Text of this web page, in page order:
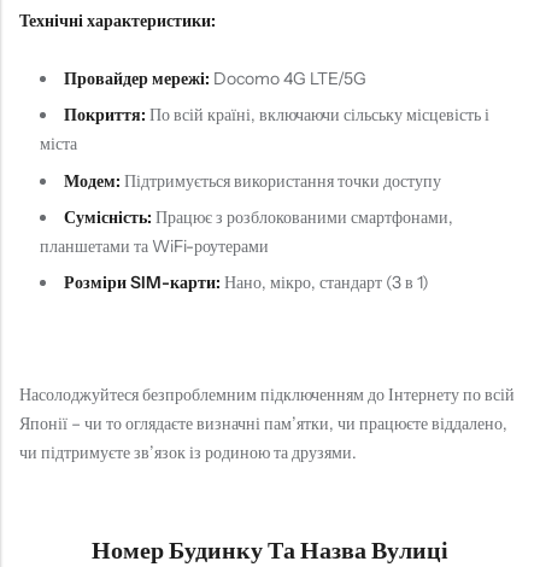
Технічні характеристики:
Провайдер мережі: Docomo 4G LTE/5G
Покриття: По всій країні, включаючи сільську місцевість і
міста
Модем: Підтримується використання точки доступу
Сумісність: Працює з розблокованими смартфонами,
планшетами та WiFi-роутерами
Розміри SIM-карти: Нано, мікро, стандарт (3 в 1)
Насолоджуйтеся безпроблемним підключенням до Інтернету по всій
Японії – чи то оглядаєте визначні пам’ятки, чи працюєте віддалено,
чи підтримуєте зв’язок із родиною та друзями.
Номер Будинку Та Назва Вулиці